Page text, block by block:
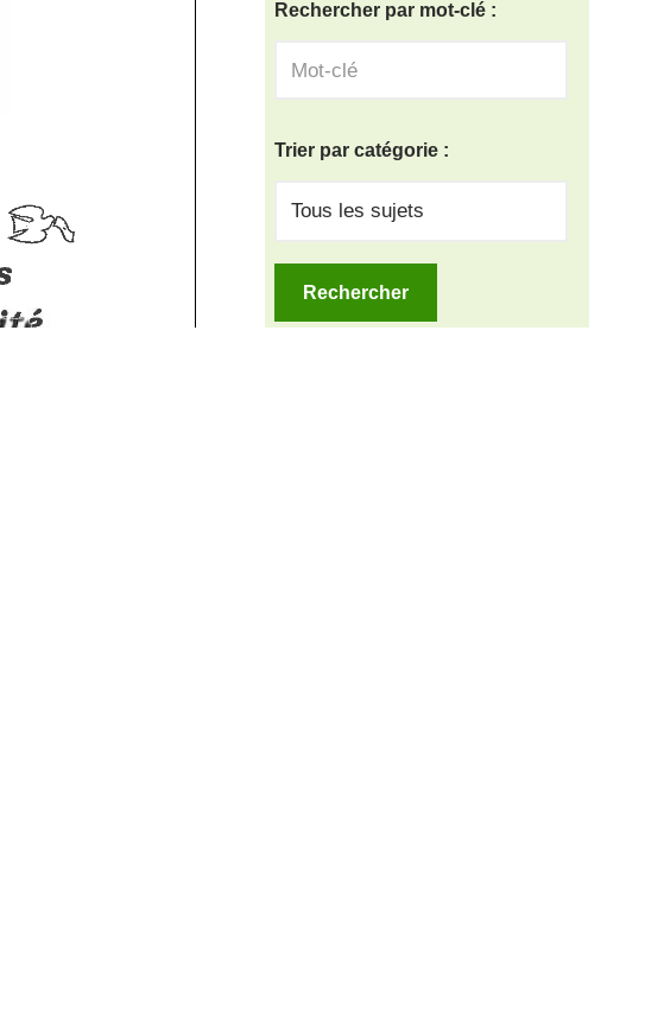
Rechercher par mot-clé :
Trier par catégorie :